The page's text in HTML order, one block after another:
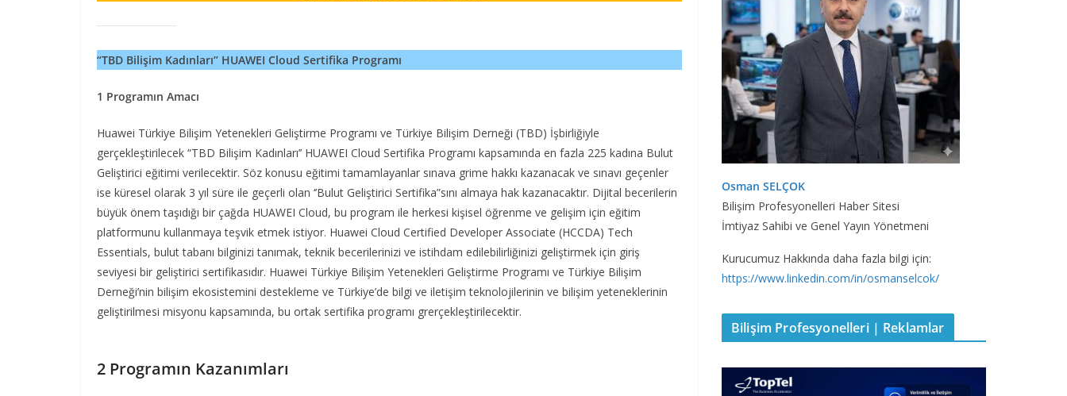
“TBD Bilişim Kadınları’’ HUAWEI Cloud Sertifika Programı
1 Programın Amacı
Huawei Türkiye Bilişim Yetenekleri Geliştirme Programı ve Türkiye Bilişim Derneği (TBD) İşbirliğiyle
gerçekleştirilecek “TBD Bilişim Kadınları’’ HUAWEI Cloud Sertifika Programı kapsamında en fazla 225 kadına Bulut
Geliştirici eğitimi verilecektir. Söz konusu eğitimi tamamlayanlar sınava grime hakkı kazanacak ve sınavı geçenler
ise küresel olarak 3 yıl süre ile geçerli olan ‘’Bulut Geliştirici Sertifika”sını almaya hak kazanacaktır. Dijital becerilerin
büyük önem taşıdığı bir çağda HUAWEI Cloud, bu program ile herkesi kişisel öğrenme ve gelişim için eğitim
platformunu kullanmaya teşvik etmek istiyor. Huawei Cloud Certified Developer Associate (HCCDA) Tech
Essentials, bulut tabanı bilginizi tanımak, teknik becerilerinizi ve istihdam edilebilirliğinizi geliştirmek için giriş
seviyesi bir geliştirici sertifikasıdır. Huawei Türkiye Bilişim Yetenekleri Geliştirme Programı ve Türkiye Bilişim
Derneği’nin bilişim ekosistemini destekleme ve Türkiye’de bilgi ve iletişim teknolojilerinin ve bilişim yeteneklerinin
geliştirilmesi misyonu kapsamında, bu ortak sertifika programı grerçekleştirilecektir.
2 Programın Kazanımları
Osman SELÇOK
Bilişim Profesyonelleri Haber Sitesi
İmtiyaz Sahibi ve Genel Yayın Yönetmeni
Kurucumuz Hakkında daha fazla bilgi için:
https://www.linkedin.com/in/osmanselcok/
Bilişim Profesyonelleri | Reklamlar